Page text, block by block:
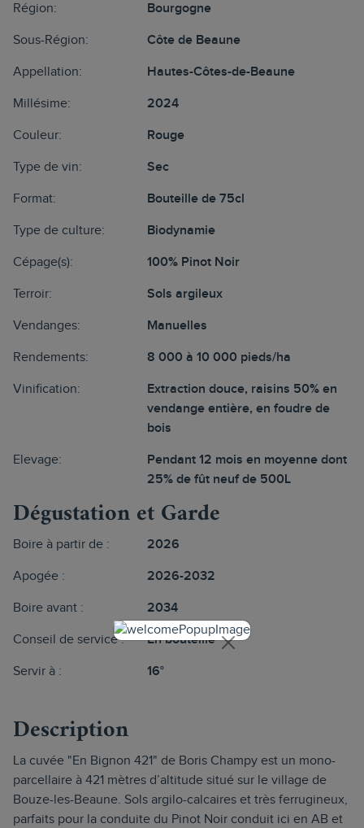
Région: Bourgogne
Sous-Région: Côte de Beaune
Appellation: Hautes-Côtes-de-Beaune
Millésime: 2024
Couleur: Rouge
Type de vin: Sec
Format: Bouteille de 75cl
Type de culture: Biodynamie
Cépage(s): 100% Pinot Noir
Terroir: Sols argileux
Vendanges: Manuelles
Rendements: 8 000 à 10 000 pieds/ha
Vinification:
Extraction douce, raisins 50% en
vendange entière, en foudre de
bois
Elevage:
Pendant 12 mois en moyenne dont
25% de fût neuf de 500L
Dégustation et Garde
Boire à partir de : 2026
Apogée : 2026-2032
Boire avant : 2034
Conseil de service : En bouteille
Servir à : 16°
Description
La cuvée "En Bignon 421" de Boris Champy est un mono-
parcellaire à 421 mètres d’altitude situé sur le village de
Bouze-les-Beaune. Sols argilo-calcaires et très ferrugineux,
parfaits pour la conduite du Pinot Noir conduit ici en AB et